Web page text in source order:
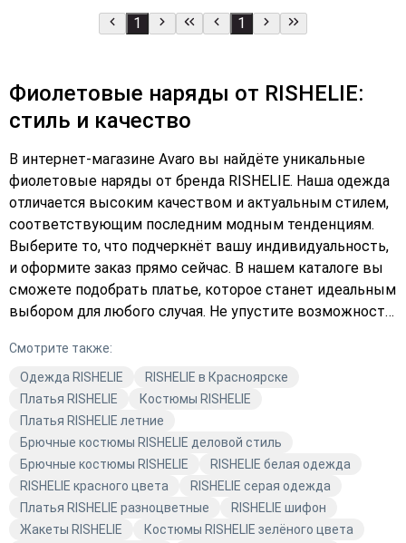
1 1
Фиолетовые наряды от RISHELIE:
стиль и качество
В интернет-магазине Avaro вы найдёте уникальные
фиолетовые наряды от бренда RISHELIE. Наша одежда
отличается высоким качеством и актуальным стилем,
соответствующим последним модным тенденциям.
Выберите то, что подчеркнёт вашу индивидуальность,
и оформите заказ прямо сейчас. В нашем каталоге вы
сможете подобрать платье, которое станет идеальным
выбором для любого случая. Не упустите возможность
Закажите с доставкой уже сегодня и наслаждайтесь
комфортом и качеством от Avaro.
Смотрите также:
Одежда RISHELIE
RISHELIE в Красноярске
Платья RISHELIE
Костюмы RISHELIE
Платья RISHELIE летние
Брючные костюмы RISHELIE деловой стиль
Брючные костюмы RISHELIE
RISHELIE белая одежда
RISHELIE красного цвета
RISHELIE серая одежда
Платья RISHELIE разноцветные
RISHELIE шифон
Жакеты RISHELIE
Костюмы RISHELIE зелёного цвета